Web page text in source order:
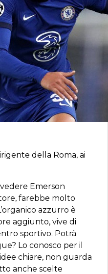
della Roma, ai
Emerson
farebbe molto
azzurro è
aggiunto, vive di
sportivo. Potrà
Lo conosco per il
chiare, non guarda
anche scelte